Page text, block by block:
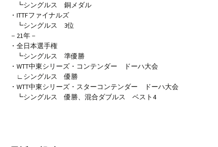
┗シングルス 銅メダル
・ITTFファイナルズ
┗シングルス 3位
－21年－
・全日本選手権
┗シングルス 準優勝
・WTT中東シリーズ・コンテンダー ドーハ大会
∟シングルス 優勝
・WTT中東シリーズ・スターコンテンダー ドーハ大会
┗シングルス 優勝、混合ダブルス ベスト4